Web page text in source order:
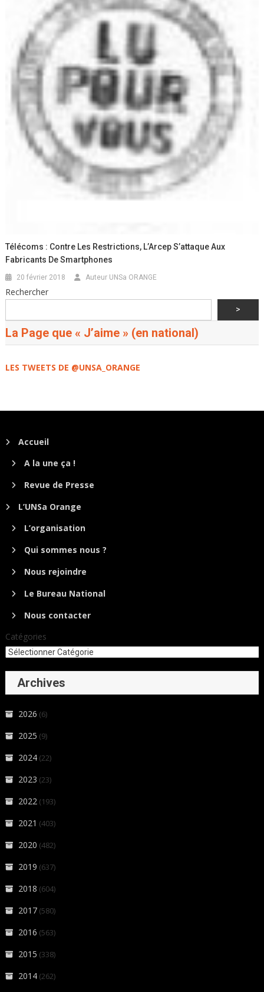
Télécoms : Contre Les Restrictions, L’Arcep S’attaque Aux
Fabricants De Smartphones
20 février 2018 Auteur UNSa ORANGE
Rechercher
>
La Page que « J’aime » (en national)
LES TWEETS DE @UNSA_ORANGE
Accueil
A la une ça !
Revue de Presse
L’UNSa Orange
L’organisation
Qui sommes nous ?
Nous rejoindre
Le Bureau National
Nous contacter
Catégories
Archives
2026 (6)
2025 (9)
2024 (22)
2023 (23)
2022 (193)
2021 (403)
2020 (482)
2019 (637)
2018 (604)
2017 (580)
2016 (563)
2015 (338)
2014 (262)